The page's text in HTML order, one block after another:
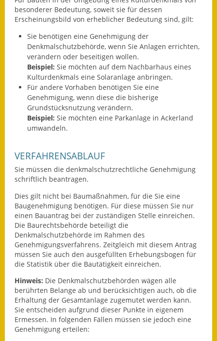
Eröffnungsbilanz
Abwassergebühr
Grundsteuerreform
Haushaltspläne
Jahresabschlüsse
Wasserversorgung
Mitarbeiter
Ortsrecht
Wahlen
Was erledige ich wo?
Bauen und Wohnen
Baugebiete & Bauplätze
besonderer Bedeutung, soweit sie für dessen
Erscheinungsbild von erheblicher Bedeutung sind, gilt:
Sie benötigen eine Genehmigung der
Denkmalschutzbehörde, wenn Sie Anlagen errichten,
verändern oder beseitigen wollen.
Beispiel: Sie möchten auf dem Nachbarhaus eines
Kulturdenkmals eine Solaranlage anbringen.
Für andere Vorhaben benötigen Sie eine
Genehmigung, wenn diese die bisherige
Grundstücksnutzung verändern.
Beispiel: Sie möchten eine Parkanlage in Ackerland
umwandeln.
VERFAHRENSABLAUF
Sie müssen die denkmalschutzrechtliche Genehmigung
schriftlich beantragen.
Dies gilt nicht bei Baumaßnahmen, für die Sie eine
Baugenehmigung benötigen. Für diese müssen Sie nur
einen Bauantrag bei der zuständigen Stelle einreichen.
Die Baurechtsbehörde beteiligt die
Denkmalschutzbehörde im Rahmen des
Genehmigungsverfahrens. Zeitgleich mit diesem Antrag
müssen Sie auch den ausgefüllten Erhebungsbogen für
die Statistik über die Bautätigkeit einreichen.
Hinweis: Die Denkmalschutzbehörden wägen alle
berührten Belange ab und berücksichtigen auch, ob die
Erhaltung der Gesamtanlage zugemutet werden kann.
Sie entscheiden aufgrund dieser Punkte in eigenem
Ermessen. In folgenden Fällen müssen sie jedoch eine
Genehmigung erteilen: